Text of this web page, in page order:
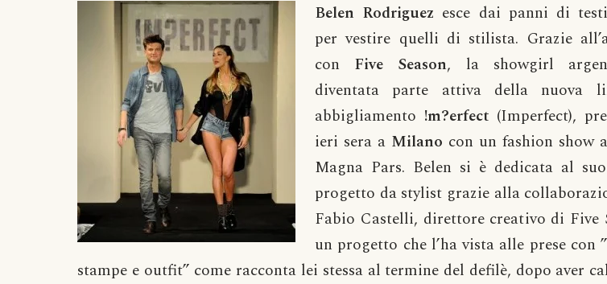
Belen Rodriguez esce dai panni di
per vestire quelli di stilista. Grazie
con Five Season, la showgirl
diventata parte attiva della nuova
abbigliamento !m?erfect (Imperfect),
ieri sera a Milano con un fashion show
Magna Pars. Belen si è dedicata al
progetto da stylist grazie alla
Fabio Castelli, direttore creativo di Five
un progetto che l’ha vista alle prese con
stampe e outfit” come racconta lei stessa al termine del defilè, dopo aver